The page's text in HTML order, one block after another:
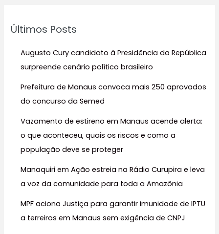
iÚltimos Posts
Augusto Cury candidato à Presidência da República
surpreende cenário político brasileiro
Prefeitura de Manaus convoca mais 250 aprovados
do concurso da Semed
Vazamento de estireno em Manaus acende alerta:
o que aconteceu, quais os riscos e como a
população deve se proteger
Manaquiri em Ação estreia na Rádio Curupira e leva
a voz da comunidade para toda a Amazônia
MPF aciona Justiça para garantir imunidade de IPTU
a terreiros em Manaus sem exigência de CNPJ